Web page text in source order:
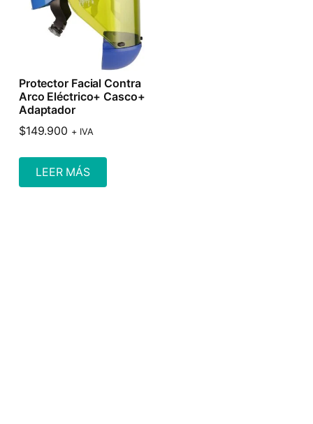
Protector Facial Contra
Arco Eléctrico+ Casco+
Adaptador
$149.900 + IVA
LEER MÁS